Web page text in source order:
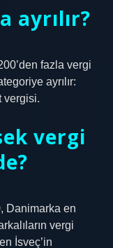
ayrılır?
fazla vergi
ayrılır:
vergisi.
vergi
Danimarka en
vergi
İsveç’in